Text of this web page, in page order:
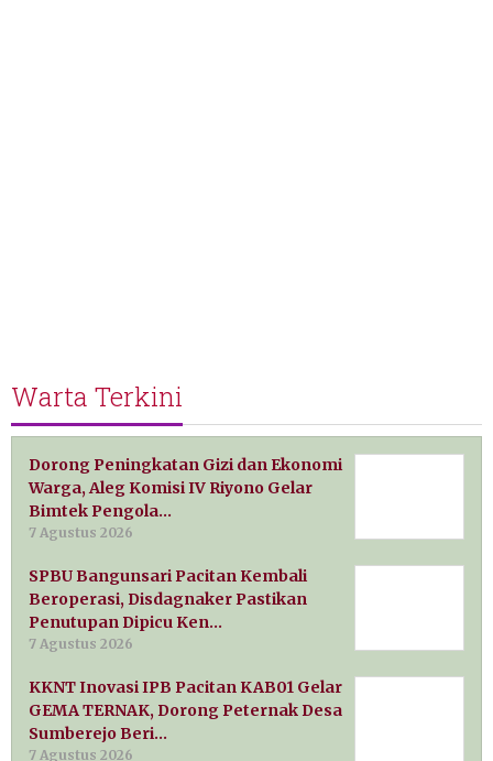
Warta Terkini
Dorong Peningkatan Gizi dan Ekonomi
Warga, Aleg Komisi IV Riyono Gelar
Bimtek Pengola…
7 Agustus 2026
SPBU Bangunsari Pacitan Kembali
Beroperasi, Disdagnaker Pastikan
Penutupan Dipicu Ken…
7 Agustus 2026
KKNT Inovasi IPB Pacitan KAB01 Gelar
GEMA TERNAK, Dorong Peternak Desa
Sumberejo Beri…
7 Agustus 2026